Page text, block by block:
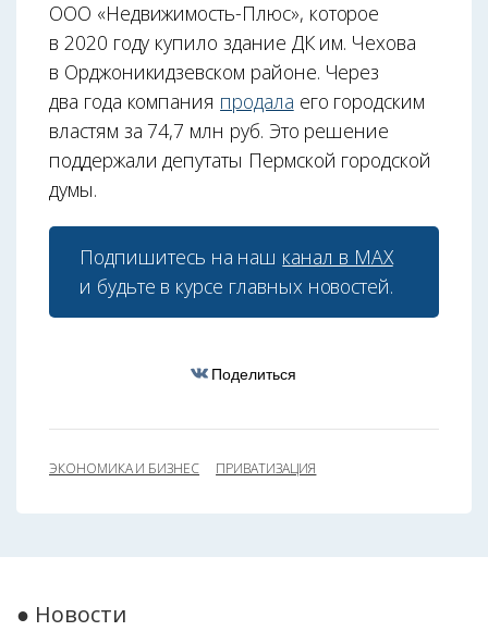
ООО «Недвижимость-Плюс», которое
в 2020 году купило здание ДК им. Чехова
в Орджоникидзевском районе. Через
два года компания продала его городским
властям за 74,7 млн руб. Это решение
поддержали депутаты Пермской городской
думы.
Подпишитесь на наш канал в МАХ
и будьте в курсе главных новостей.
Поделиться
ЭКОНОМИКА И БИЗНЕС ПРИВАТИЗАЦИЯ
● Новости